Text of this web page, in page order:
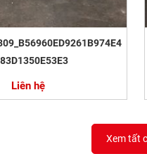
Liên hệ
Xem tất